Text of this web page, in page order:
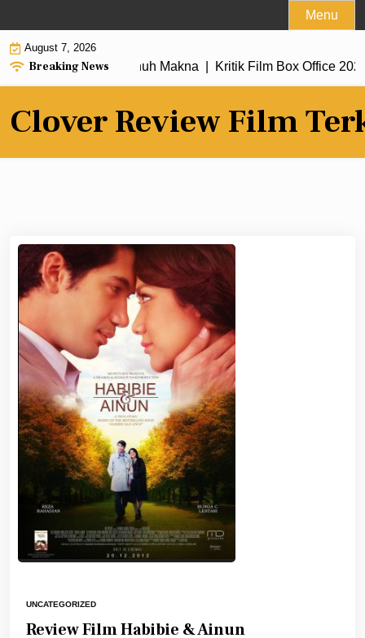
to
content
Menu
August 7, 2026
Breaking News
Cerita Penuh Makna | Kritik Film Box Office 2026 Ramai
Clover Review Film
UNCATEGORIZED
Review Film Habibie & Ainun